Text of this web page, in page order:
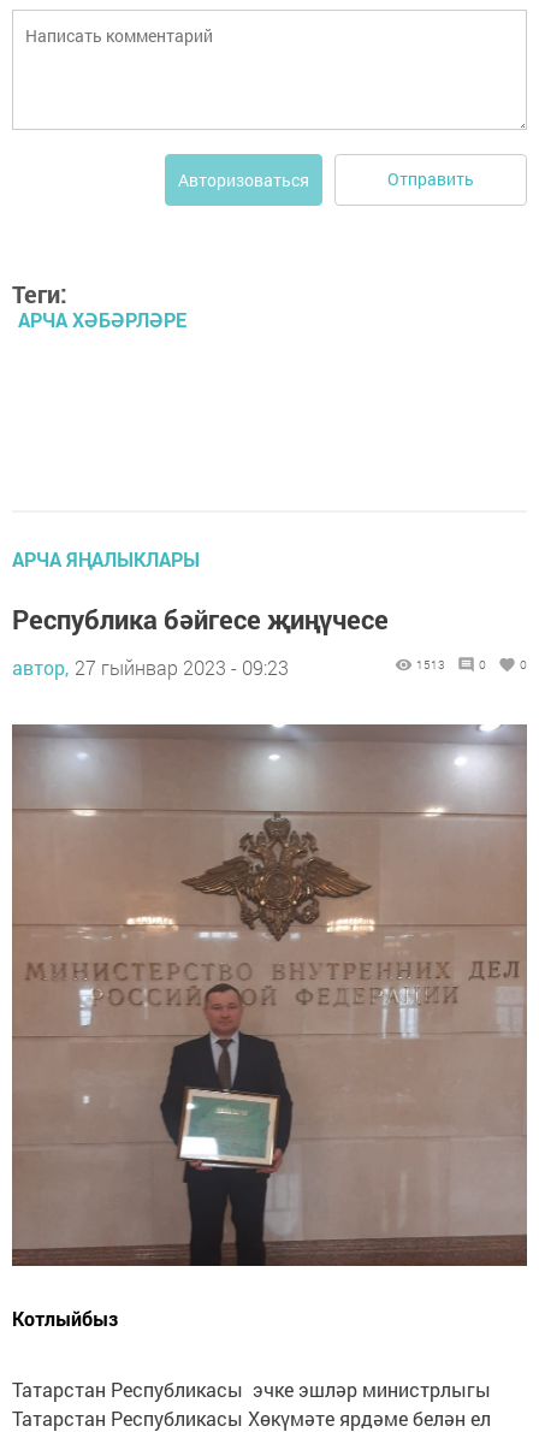
Авторизоваться Отправить
Теги:
АРЧА ХӘБӘРЛӘРЕ
АРЧА ЯҢАЛЫКЛАРЫ
Республика бәйгесе җиңүчесе
автор, 27 гыйнвар 2023 - 09:23 1513 0 0
Котлыйбыз
Татарстан Республикасы эчке эшләр министрлыгы
Татарстан Республикасы Хөкүмәте ярдәме белән ел